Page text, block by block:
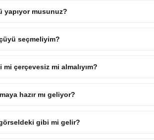
yapıyor musunuz?
seçmeliyim?
mi çerçevesiz mi almalıyım?
hazır mı geliyor?
gibi mi gelir?